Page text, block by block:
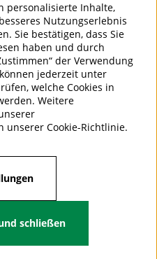
Abonnieren
,
www.facebook.com/ullbadden
personalisierte Inhalte,
Nutzungserlebnis
Sie bestätigen, dass Sie
haben und durch
der Verwendung
jederzeit unter
welche Cookies in
Weitere
unserer Cookie-Richtlinie.
schließen